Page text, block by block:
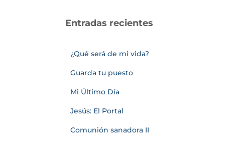
Entradas recientes
¿Qué será de mi vida?
Guarda tu puesto
Mi Último Día
Jesús: El Portal
Comunión sanadora II